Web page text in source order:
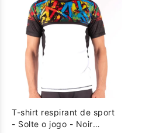
T-shirt respirant de sport
- Solte o jogo - Noir